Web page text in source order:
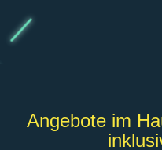
Angebote im